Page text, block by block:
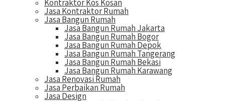
Kontraktor Kos Kosan
Jasa Kontraktor Rumah
Jasa Bangun Rumah
Jasa Bangun Rumah Jakarta
Jasa Bangun Rumah Bogor
Jasa Bangun Rumah Depok
Jasa Bangun Rumah Tangerang
Jasa Bangun Rumah Bekasi
Jasa Bangun Rumah Karawang
Jasa Renovasi Rumah
Jasa Perbaikan Rumah
Jasa Design